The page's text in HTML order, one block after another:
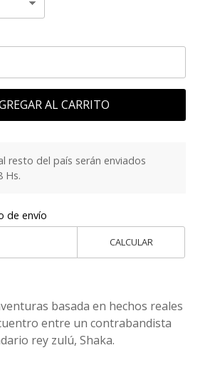
AL CARRITO
resto del país serán enviados
Hs.
de envío
CALCULAR
basada en hechos reales
entre un contrabandista
rey zulú, Shaka.